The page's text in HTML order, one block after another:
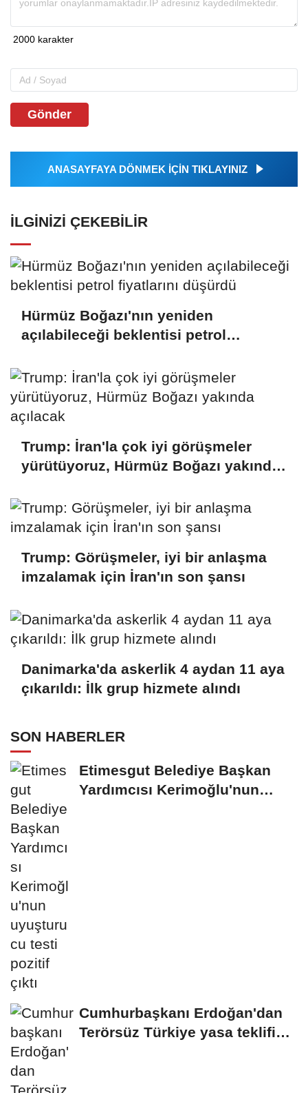
Gönder
ANASAYFAYA DÖNMEK İÇİN TIKLAYINIZ
İLGINIZI ÇEKEBILIR
Hürmüz Boğazı'nın yeniden
açılabileceği beklentisi petrol
Trump: İran'la çok iyi görüşmeler
yürütüyoruz, Hürmüz Boğazı yakında
Trump: Görüşmeler, iyi bir anlaşma
imzalamak için İran'ın son şansı
Danimarka'da askerlik 4 aydan 11 aya
çıkarıldı: İlk grup hizmete alındı
SON HABERLER
Etimesgut Belediye Başkan
Yardımcısı Kerimoğlu'nun
Cumhurbaşkanı Erdoğan'dan
Terörsüz Türkiye yasa teklifine